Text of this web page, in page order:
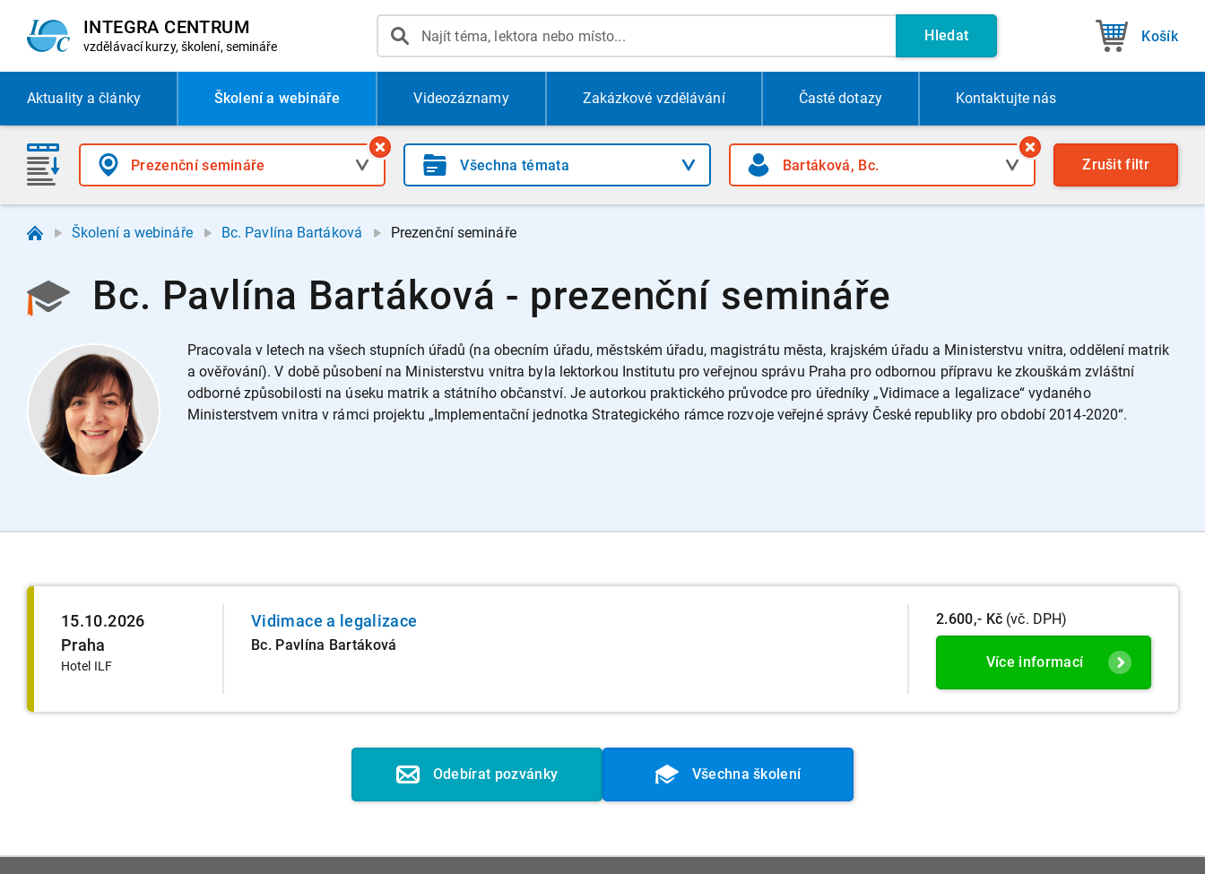
INTEGRA CENTRUM
vzdělávací kurzy, školení, semináře
Hledat Košík
Aktualitya články Školení a webináře Videozáznamy Zakázkové vzdělávání Časté dotazy Kontaktujte nás
Zrušit filtr
Školení a webináře Bc. Pavlína Bartáková Prezenční semináře
Bc. Pavlína Bartáková - prezenční semináře
Pracovala v letech na všech stupních úřadů (na obecním úřadu, městském úřadu, magistrátu města, krajském úřadu a Ministerstvu vnitra, oddělení matrik
a ověřování). V době působení na Ministerstvu vnitra byla lektorkou Institutu pro veřejnou správu Praha pro odbornou přípravu ke zkouškám zvláštní
odborné způsobilosti na úseku matrik a státního občanství. Je autorkou praktického průvodce pro úředníky „Vidimace a legalizace“ vydaného
Ministerstvem vnitra v rámci projektu „Implementační jednotka Strategického rámce rozvoje veřejné správy České republiky pro období 2014-2020“.
15.10.2026
Praha
Hotel ILF
Vidimace a legalizace
Bc. Pavlína Bartáková
2.600,- Kč (vč. DPH)
Více informací
Odebírat pozvánky Všechna školení